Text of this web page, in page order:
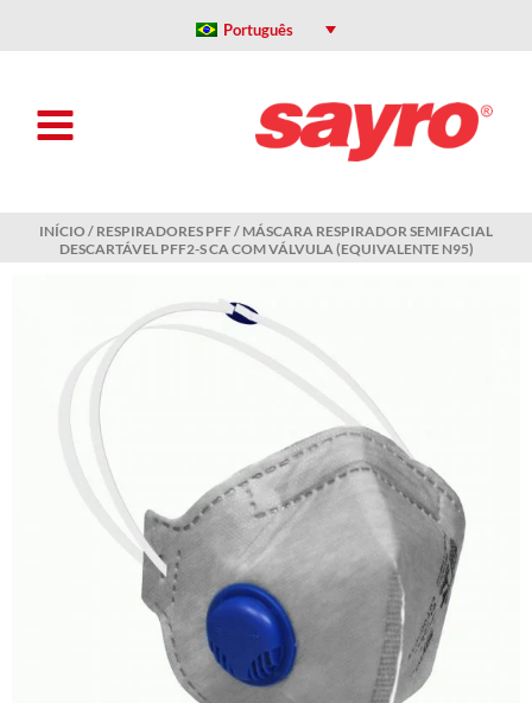
Português
INÍCIO / RESPIRADORES PFF/ MÁSCARA RESPIRADOR SEMIFACIAL
DESCARTÁVEL PFF2-S CA COM VÁLVULA (EQUIVALENTE N95)